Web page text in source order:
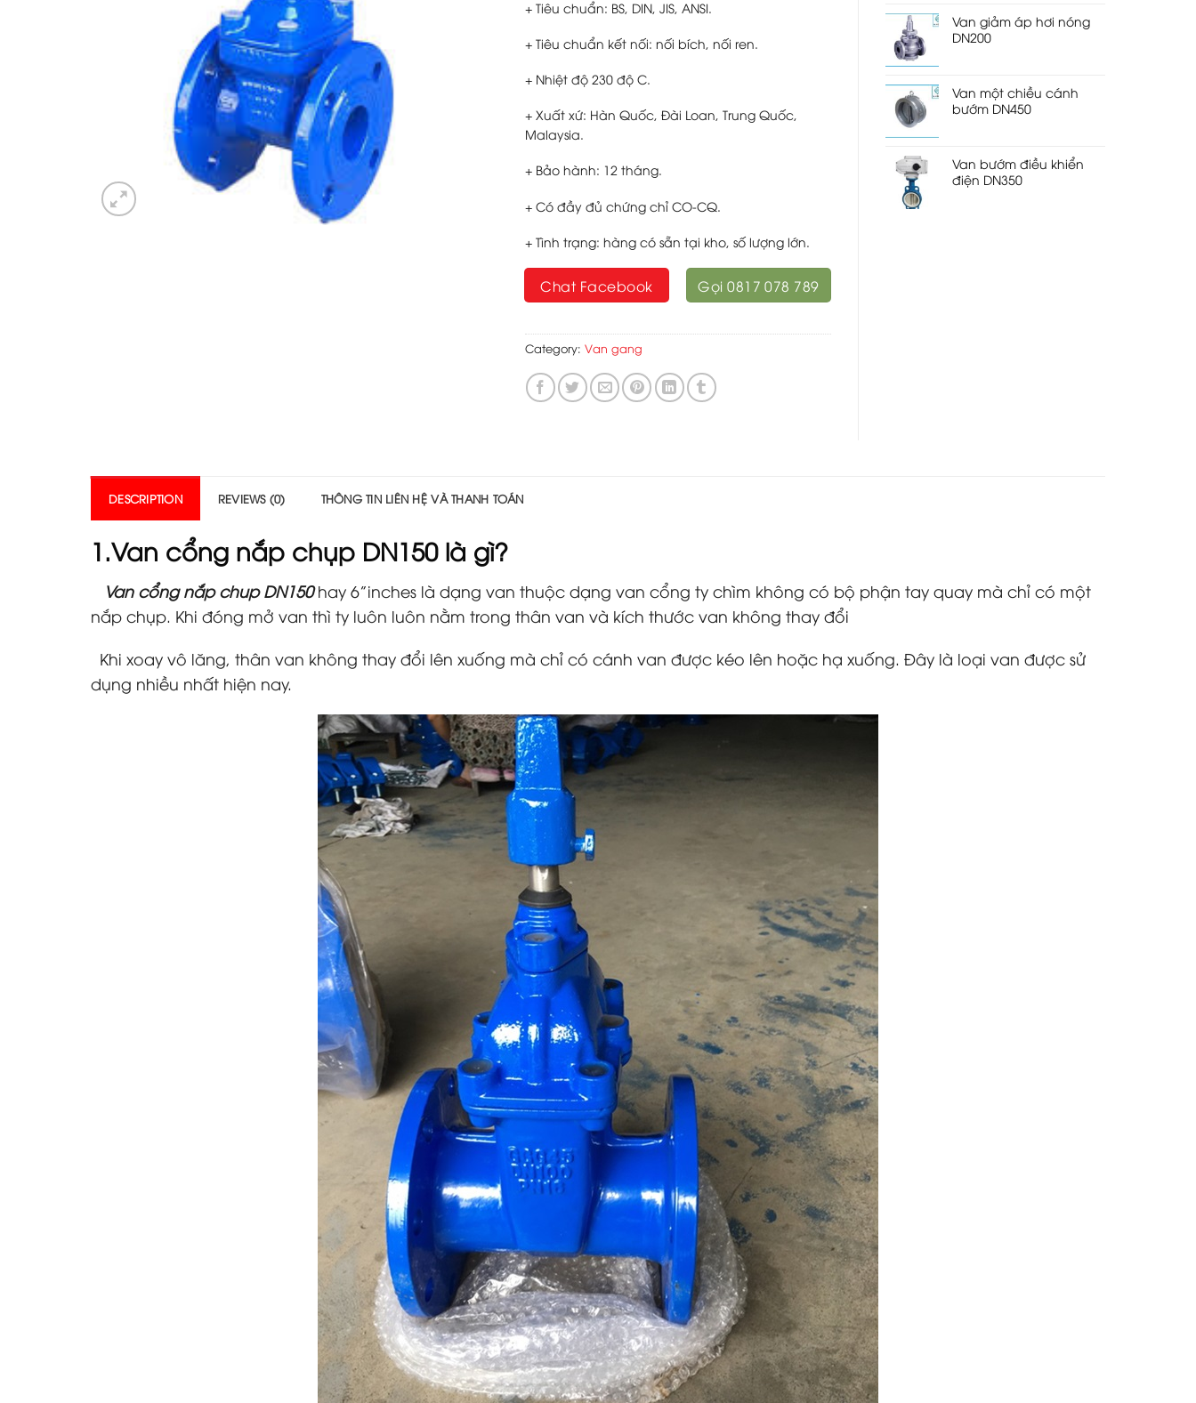
+ Tiêu chuẩn: BS, DIN, JIS, ANSI.
+ Tiêu chuẩn kết nối: nối bích, nối ren.
+ Nhiệt độ 230 độ C.
+ Xuất xứ: Hàn Quốc, Đài Loan, Trung Quốc,
Malaysia.
+ Bảo hành: 12 tháng.
+ Có đầy đủ chứng chỉ CO-CQ.
+ Tình trạng: hàng có sẵn tại kho, số lượng lớn.
Chat Facebook Gọi 0817 078 789
Category: Van gang
Van giảm áp hơi nóng
DN200
Van một chiều cánh
bướm DN450
Van bướm điều khiển
điện DN350
DESCRIPTION REVIEWS (0) THÔNG TIN LIÊN HỆ VÀ THANH TOÁN
1.Van cổng nắp chụp DN150là gì?
Van cổng nắp chup DN150hay 6”inches là dạng van thuộc dạng van cổng ty chìm không có bộ phận tay quay mà chỉ có một
nắp chụp. Khi đóng mở van thì ty luôn luôn nằm trong thân van và kích thước van không thay đổi
Khi xoay vô lăng, thân van không thay đổi lên xuống mà chỉ có cánh van được kéo lên hoặc hạ xuống. Đây là loại van được sử
dụng nhiều nhất hiện nay.